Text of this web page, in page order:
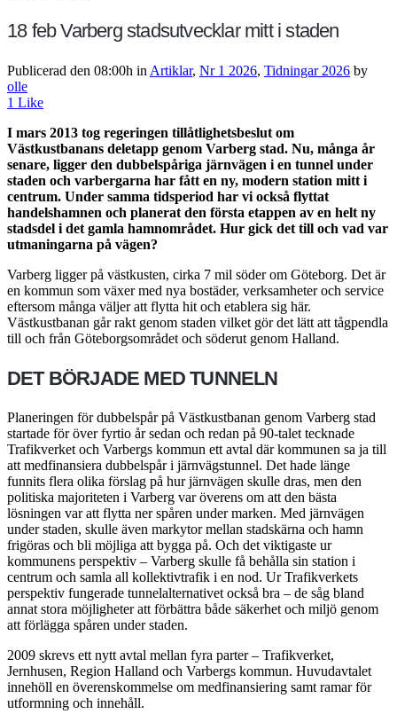
18 febVarberg stadsutvecklar mitt i staden
Publicerad den 08:00h in Artiklar, Nr 1 2026, Tidningar 2026 by
olle
1 Like
I mars 2013 tog regeringen tillåtlighetsbeslut om
Västkustbanans deletapp genom Varberg stad. Nu, många år
senare, ligger den dubbelspåriga järnvägen i en tunnel under
staden och varbergarna har fått en ny, modern station mitt i
centrum. Under samma tidsperiod har vi också flyttat
handelshamnen och planerat den första etappen av en helt ny
stadsdel i det gamla hamnområdet. Hur gick det till och vad var
utmaningarna på vägen?
Varberg ligger på västkusten, cirka 7 mil söder om Göteborg. Det är
en kommun som växer med nya bostäder, verksamheter och service
eftersom många väljer att flytta hit och etablera sig här.
Västkustbanan går rakt genom staden vilket gör det lätt att tågpendla
till och från Göteborgsområdet och söderut genom Halland.
DET BÖRJADE MED TUNNELN
Planeringen för dubbelspår på Västkustbanan genom Varberg stad
startade för över fyrtio år sedan och redan på 90-talet tecknade
Trafikverket och Varbergs kommun ett avtal där kommunen sa ja till
att medfinansiera dubbelspår i järnvägstunnel. Det hade länge
funnits flera olika förslag på hur järnvägen skulle dras, men den
politiska majoriteten i Varberg var överens om att den bästa
lösningen var att flytta ner spåren under marken. Med järnvägen
under staden, skulle även markytor mellan stadskärna och hamn
frigöras och bli möjliga att bygga på. Och det viktigaste ur
kommunens perspektiv – Varberg skulle få behålla sin station i
centrum och samla all kollektivtrafik i en nod. Ur Trafikverkets
perspektiv fungerade tunnelalternativet också bra – de såg bland
annat stora möjligheter att förbättra både säkerhet och miljö genom
att förlägga spåren under staden.
2009 skrevs ett nytt avtal mellan fyra parter – Trafik­verket,
Jernhusen, Region Halland och Varbergs kommun. Huvud­avtalet
innehöll en överenskommelse om medfinansiering samt ramar för
utformning och innehåll.